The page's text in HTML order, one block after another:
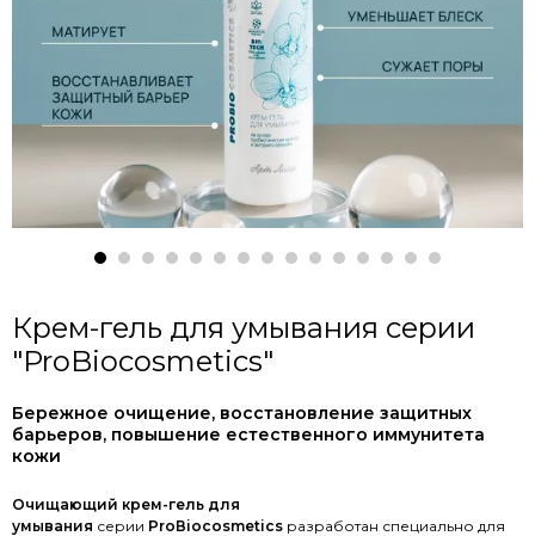
Крем-гель для умывания серии
"ProBiocosmetics"
Бережное очищение, восстановление защитных
барьеров, повышение естественного иммунитета
кожи
Очищающий крем-гель для
умывания серии ProВiocosmetics разработан специально для